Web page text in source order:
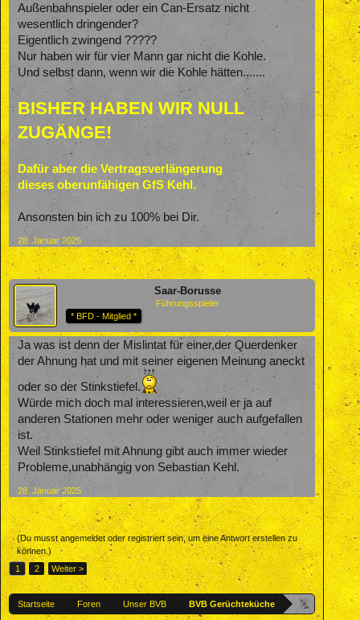
Außenbahnspieler oder ein Can-Ersatz nicht
wesentlich dringender?
Eigentlich zwingend ?????
Nur haben wir für vier Mann gar nicht die Kohle.
Und selbst dann, wenn wir die Kohle hätten.......
BISHER HABEN WIR NULL
ZUGÄNGE!
Dafür aber die Vertragsverlängerung
dieses oberunfähigen GfS Kehl.
Ansonsten bin ich zu 100% bei Dir.
28. Januar 2025
Saar-Borusse
Führungsspieler
* BFD - Mitglied *
Ja was ist denn der Mislintat für einer,der Querdenker
der Ahnung hat und mit seiner eigenen Meinung aneckt
oder so der Stinkstiefel.
Würde mich doch mal interessieren,weil er ja auf
anderen Stationen mehr oder weniger auch aufgefallen
ist.
Weil Stinkstiefel mit Ahnung gibt auch immer wieder
Probleme,unabhängig von Sebastian Kehl.
28. Januar 2025
(Du musst angemeldet oder registriert sein, um eine Antwort erstellen zu
können.)
1
2 Weiter >
Startseite Foren Unser BVB BVB Gerüchteküche